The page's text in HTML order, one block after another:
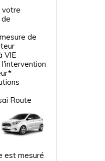
votre
de
de
VIE
Route
est mesuré